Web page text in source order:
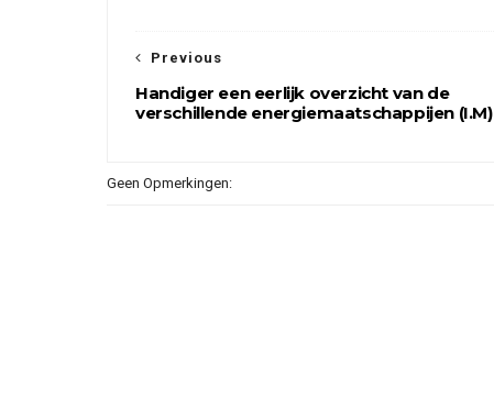
Previous
Handiger een eerlijk overzicht van de
verschillende energiemaatschappijen (I.M)
Geen Opmerkingen: